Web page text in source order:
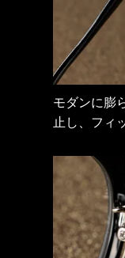
モダンに膨
止し、フィ
モダンに膨
止し、フィ
モダンの接
めつけ感や
モダンに膨
止し、フィ